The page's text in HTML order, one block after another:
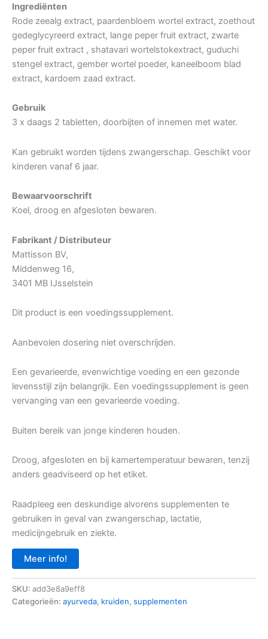
Ingrediënten
Rode zeealg extract, paardenbloem wortel extract, zoethout
gedeglycyreerd extract, lange peper fruit extract, zwarte
peper fruit extract , shatavari wortelstokextract, guduchi
stengel extract, gember wortel poeder, kaneelboom blad
extract, kardoem zaad extract.
Gebruik
3 x daags 2 tabletten, doorbijten of innemen met water.
Kan gebruikt worden tijdens zwangerschap. Geschikt voor
kinderen vanaf 6 jaar.
Bewaarvoorschrift
Koel, droog en afgesloten bewaren.
Fabrikant / Distributeur
Mattisson BV,
Middenweg 16,
3401 MB IJsselstein
Dit product is een voedingssupplement.
Aanbevolen dosering niet overschrijden.
Een gevarieerde, evenwichtige voeding en een gezonde
levensstijl zijn belangrijk. Een voedingssupplement is geen
vervanging van een gevarieerde voeding.
Buiten bereik van jonge kinderen houden.
Droog, afgesloten en bij kamertemperatuur bewaren, tenzij
anders geadviseerd op het etiket.
Raadpleeg een deskundige alvorens supplementen te
gebruiken in geval van zwangerschap, lactatie,
medicijngebruik en ziekte.
Meer info!
SKU: add3e8a9eff8
Categorieën: ayurveda, kruiden, supplementen